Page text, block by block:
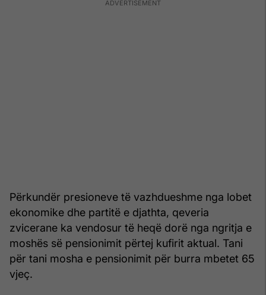
Përkundër presioneve të vazhdueshme nga lobet
ekonomike dhe partitë e djathta, qeveria
zvicerane ka vendosur të heqë dorë nga ngritja e
moshës së pensionimit përtej kufirit aktual. Tani
për tani mosha e pensionimit për burra mbetet 65
vjeç.